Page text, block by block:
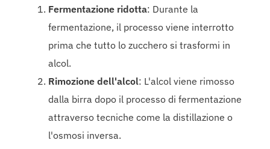
Fermentazione ridotta: Durante la
fermentazione, il processo viene interrotto
prima che tutto lo zucchero si trasformi in
alcol.
Rimozione dell'alcol: L'alcol viene rimosso
dalla birra dopo il processo di fermentazione
attraverso tecniche come la distillazione o
l'osmosi inversa.